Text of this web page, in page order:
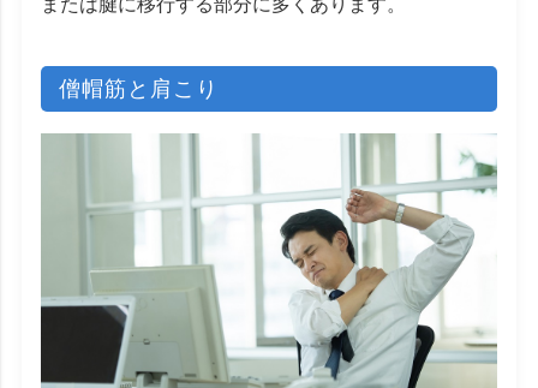
または腱に移行する部分に多くあります。
僧帽筋と肩こり